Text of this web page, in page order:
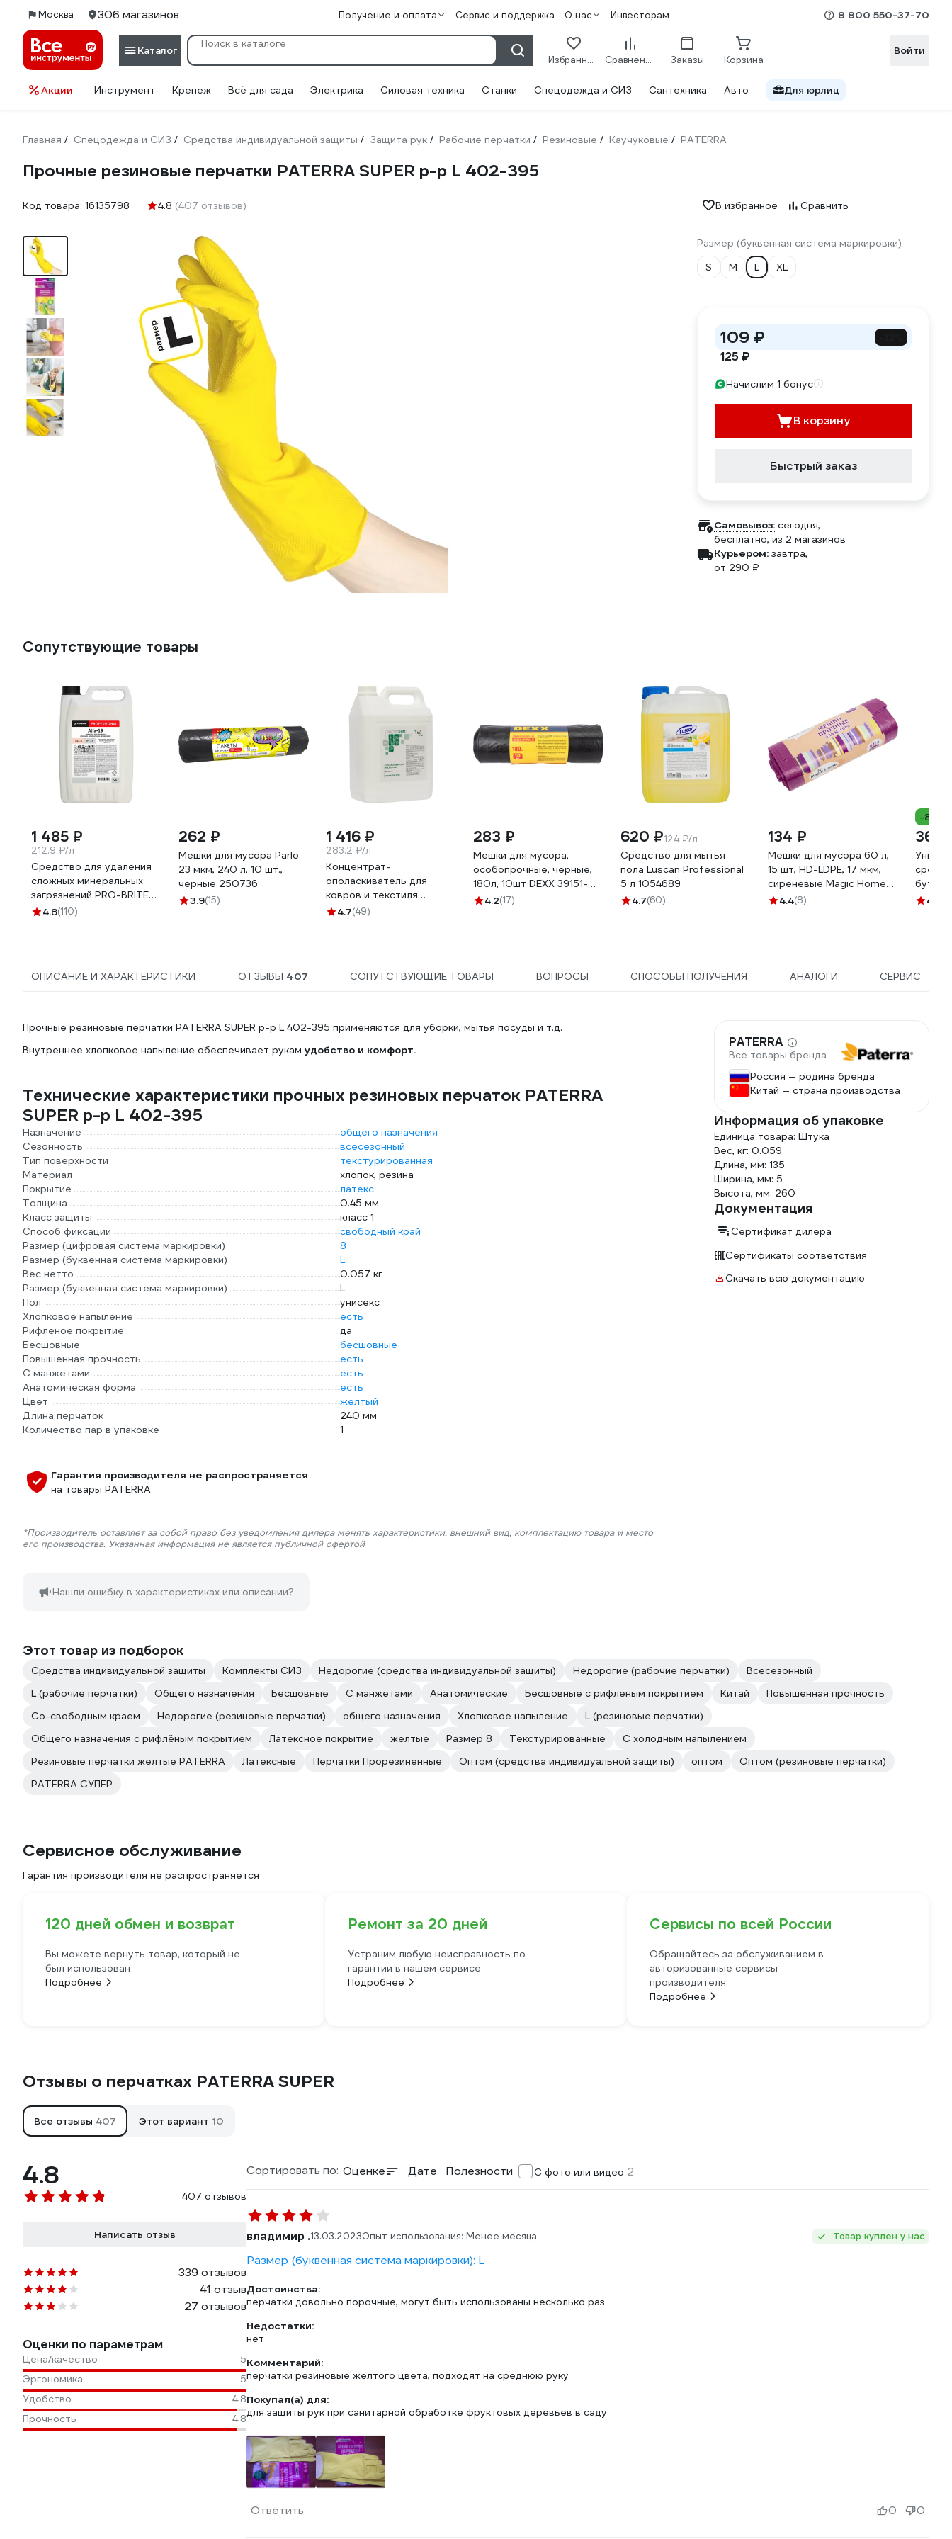
Москва 306 магазинов Получение и оплата Сервис и поддержка О нас Инвесторам 8 800 550-37-70
Каталог
Избранное Сравнение Заказы Корзина
Войти
Акции Инструмент Крепеж Всё для сада Электрика Силовая техника Станки Спецодежда и СИЗ Сантехника Авто Для юрлиц
Главная / Спецодежда и СИЗ / Средства индивидуальной защиты / Защита рук / Рабочие перчатки / Резиновые / Каучуковые / PATERRA
Прочные резиновые перчатки PATERRA SUPER р-р L 402-395
Код товара: 16135798 4.8 (407 отзывов) В избранное Сравнить
Размер (буквенная система маркировки)
S
M L XL
109 ₽
125 ₽
Начислим 1 бонус
В корзину
Быстрый заказ
Самовывоз: сегодня,
бесплатно, из 2 магазинов
Курьером: завтра,
от 290 ₽
Сопутствующие товары
1 485 ₽
212.9 ₽/л
Средство для удаления
сложных минеральных
загрязнений PRO-BRITE
ALFA-19 5 л 013-5
4.8(110)
262 ₽
Мешки для мусора Parlo
23 мкм, 240 л, 10 шт.,
черные 250736
3.9(15)
1 416 ₽
283.2 ₽/л
Концентрат-
ополаскиватель для
ковров и текстиля
МАСТЕРХИМ
4.7(49)
283 ₽
Мешки для мусора,
особопрочные, черные,
180л, 10шт DEXX 39151-
1804.2(17)
620 ₽124 ₽/л
Средство для мытья
пола Luscan Professional
5 л 1054689
4.7(60)
134 ₽
Мешки для мусора 60 л,
15 шт, HD-LDPE, 17 мкм,
сиреневые Magic Home
ANTELLA 28304
4.4(8)
-8%
369
4.9
ОПИСАНИЕ И ХАРАКТЕРИСТИКИ ОТЗЫВЫ 407 СОПУТСТВУЮЩИЕ ТОВАРЫ ВОПРОСЫ СПОСОБЫ ПОЛУЧЕНИЯ АНАЛОГИ СЕРВИС
Прочные резиновые перчатки PATERRA SUPER р-р L 402-395 применяются для уборки, мытья посуды и т.д.
Внутреннее хлопковое напыление обеспечивает рукам удобство и комфорт.
Технические характеристики прочных резиновых перчаток PATERRA
SUPER р-р L 402-395
Назначение
общего назначения
Сезонность
всесезонный
Тип поверхности
текстурированная
Материал
хлопок, резина
Покрытие
латекс
Толщина
0.45 мм
Класс защиты
класс 1
Способ фиксации
свободный край
Размер (цифровая система маркировки)
8
Размер (буквенная система маркировки)
L
Вес нетто
0.057 кг
Размер (буквенная система маркировки)
L
Пол
унисекс
Хлопковое напыление
есть
Рифленое покрытие
да
Бесшовные
бесшовные
Повышенная прочность
есть
С манжетами
есть
Анатомическая форма
есть
Цвет
желтый
Длина перчаток
240 мм
Количество пар в упаковке
1
Гарантия производителя не распространяется
на товары PATERRA
*Производитель оставляет за собой право без уведомления дилера менять характеристики, внешний вид, комплектацию товара и место
его производства. Указанная информация не является публичной офертой
Нашли ошибку в характеристиках или описании?
PATERRA
Все товары бренда
Россия — родина бренда
Китай — страна производства
Информация об упаковке
Единица товара: Штука
Вес, кг: 0.059
Длина, мм: 135
Ширина, мм: 5
Высота, мм: 260
Документация
Сертификат дилера
Сертификаты соответствия
Скачать всю документацию
Этот товар из подборок
Средства индивидуальной защиты Комплекты СИЗ Недорогие (средства индивидуальной защиты) Недорогие (рабочие перчатки)
Всесезонный
L (рабочие перчатки)
Общего назначения Бесшовные С манжетами Анатомические Бесшовные с рифлёным покрытием Китай
Повышенная прочность
Со-свободным краем
Недорогие (резиновые перчатки) общего назначения Хлопковое напыление
L (резиновые перчатки)
Общего назначения с рифлёным покрытием
Латексное покрытие желтые Размер 8 Текстурированные
С холодным напылением
Резиновые перчатки желтые PATERRA
Латексные Перчатки Прорезиненные Оптом (средства индивидуальной защиты) оптом
Оптом (резиновые перчатки)
PATERRA СУПЕР
Сервисное обслуживание
Гарантия производителя не распространяется
120 дней обмен и возврат
Вы можете вернуть товар, который не
был использован
Подробнее
Ремонт за 20 дней
Устраним любую неисправность по
гарантии в нашем сервисе
Подробнее
Сервисы по всей России
Обращайтесь за обслуживанием в
авторизованные сервисы
производителя
Подробнее
Отзывы о перчатках PATERRA SUPER
Все отзывы 407 Этот вариант 10
4.8
407 отзывов
Написать отзыв
339 отзывов
41 отзыв
27 отзывов
Оценки по параметрам
Цена/качество
5
Эргономика
5
Удобство
4.8
Прочность
4.8
Сортировать по: Оценке Дате Полезности С фото или видео 2
владимир .13.03.2023Опыт использования: Менее месяца Товар куплен у нас
Размер (буквенная система маркировки): L
Достоинства:
перчатки довольно порочные, могут быть использованы несколько раз
Недостатки:
нет
Комментарий:
перчатки резиновые желтого цвета, подходят на среднюю руку
Покупал(а) для:
для защиты рук при санитарной обработке фруктовых деревьев в саду
Ответить 0 0